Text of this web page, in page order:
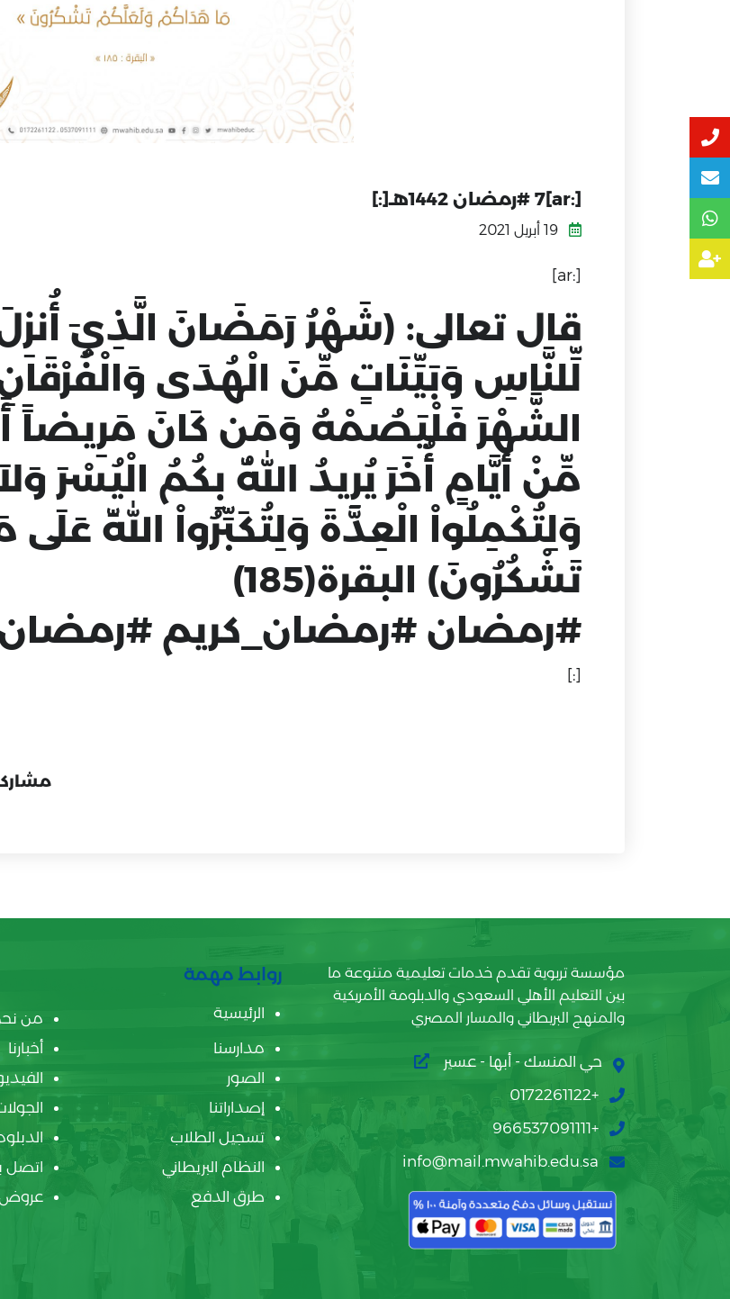
[:ar]7 #رمضان 1442هـ[:]
[:ar]
قال تعالى: (شَهْرُ رَمَضَانَ الَّذِيَ
لِّلنَّاسِ وَبَيِّنَاتٍ مِّنَ الْهُدَى
الشَّهْرَ فَلْيَصُمْهُ وَمَن كَانَ مَرِيضاً
مِّنْ أَيَّامٍ أُخَرَ يُرِيدُ اللّهُ بِكُمُ الْيُسْرَ
وَلِتُكْمِلُواْ الْعِدَّةَ وَلِتُكَبِّرُواْ اللّهَ
تَشْكُرُونَ) البقرة(185)
#رمضان #رمضان_كريم
[:]
مؤسسة تربوية تقدم خدمات تعليمية متنوعة ما
بين التعليم الأهلي السعودي والدبلومة الأمريكية
والمنهج البريطاني والمسار المصري
حي المنسك - أبها - عسير
+0172261122
+966537091111
info@mail.mwahib.edu.sa
روابط مهمة
الرئيسية
من
مدارسنا
أخبارنا
الصور
إصداراتنا
تسجيل الطلاب
النظام البريطاني
اتصل
طرق الدفع
عروض